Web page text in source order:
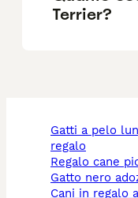
Terrier?
gatti a pelo lungo
regalo
regalo cane
gatto nero
cani in regalo